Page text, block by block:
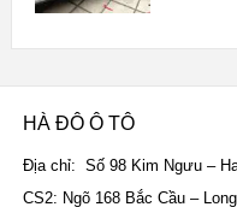
HÀ ĐÔ Ô TÔ
Địa chỉ: Số 98 Kim Ngưu –
CS2: Ngõ 168 Bắc Cầu –